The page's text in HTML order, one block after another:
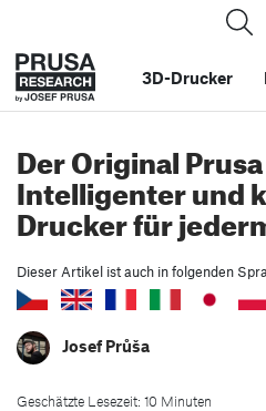
3D-Drucker
Der Original
Intelligenter und
Drucker für
Dieser Artikel ist auch in folgenden
Josef Průša
Geschätzte Lesezeit: 10 Minuten